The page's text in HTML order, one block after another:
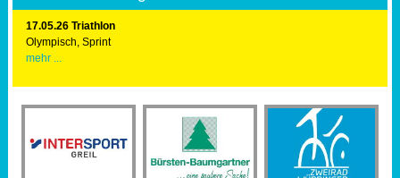
for
Life
Run
17.05.26 Triathlon
Olympisch, Sprint
mehr ...